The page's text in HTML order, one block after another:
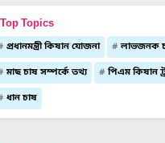
Topics
প্রধানমন্ত্রী কিষান যোজনা লাভজনক
মাছ চাষ সম্পর্কে তথ্য পিএম কিষান
ধান চাষ